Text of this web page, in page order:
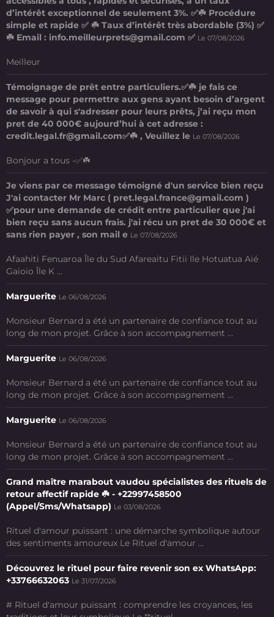
d’intérêt exceptionnel de seulement 3%. ✅☘️ Procédure
simple et rapide ✅ ☘️ Taux d’intérêt très abordable (3%) ✅
☘️ Email : info.meilleurprets@gmail.com ✅ Le 07/08/2026
Meilleur
Témoignage de prêt entre particuliers.✅☘️ je fais ce
message pour permettre aux gens ayant besoin d’argent
de savoir à qui s'adresser pour leurs prêts, j’ai reçu mon
pret de 40 000€ aujourd’hui à cet adresse :
credit.legal.fr@gmail.com✅☘️ , Veuillez le Le 07/08/2026
Bonjour a tous -✅☘️
Je viens par ce message témoigné d'un service bien reçu
J'ai contacter Mr Marc ( pret.legal.france@gmail.com )
✅pour une demande de crédit entre particulier que j'ai
bien reçu sans aucun frais. j'ai récu un pret de 30 000€ et
sans rien payer , son mail e Le 07/08/2026
Afaahiti Fenuaroa Île du Sud Afareaitu Fitii Ile Hotuatua Aié
Gaioio Île K ...
Marguerite Le 06/08/2026
Monsieur Bernard a été un partenaire de confiance tout au
long de mon projet. Grâce à son accompagnement ...
Marguerite Le 06/08/2026
Monsieur Bernard a été un partenaire de confiance tout au
long de mon projet. Grâce à son accompagnement ...
Marguerite Le 06/08/2026
Monsieur Bernard a été un partenaire de confiance tout au
long de mon projet. Grâce à son accompagnement ...
Grand maître marabout vaudou spécialistes des rituels de
retour affectif rapide ☘️ - +22997458500
(Appel/Sms/Whatsapp) Le 03/08/2026
Rituel d'amour puissant : une démarche symbolique autour
des sentiments amoureux Le Rituel d'amour ...
Découvrez le rituel pour faire revenir son ex WhatsApp:
+33766632063 Le 31/07/2026
# Rituel d'amour puissant : comprendre les croyances, les